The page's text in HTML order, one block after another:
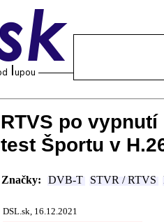
RTVS po vypnutí
test Športu v
Značky: DVB-T STVR / RTVS
DSL.sk, 16.12.2021